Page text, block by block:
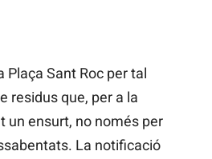
Sant Roc per tal
residus que, per a la
un ensurt, no només per
La notificació